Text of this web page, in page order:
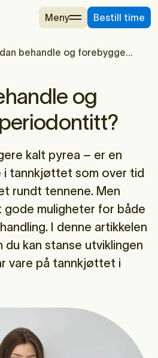
Meny Bestill time
behandle og forebygge
og
kalt pyrea – er en
i tannkjøttet som over tid
rundt tennene. Men
gode muligheter for både
I denne artikkelen
du kan stanse utviklingen
vare på tannkjøttet i